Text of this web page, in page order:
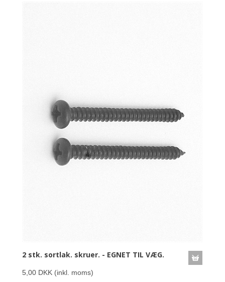
2 stk. sortlak. skruer. - EGNET TIL VÆG.
5,00 DKK (inkl. moms)